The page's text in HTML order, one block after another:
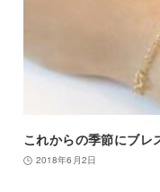
これからの季節にブレ
2018年6月2日